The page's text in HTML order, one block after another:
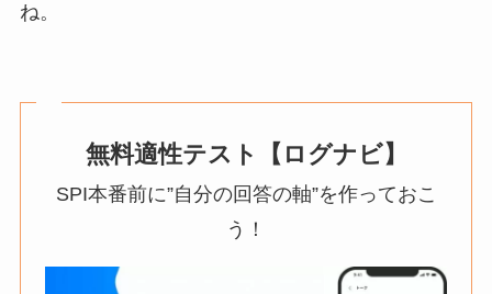
ね。
無料適性テスト【ログナビ】
SPI本番前に”自分の回答の軸”を作っておこ
う！